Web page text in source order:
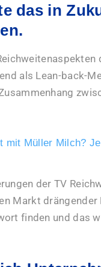
das in
als Lean-back-
mit Müller Milch?
der TV
Markt
finden und das